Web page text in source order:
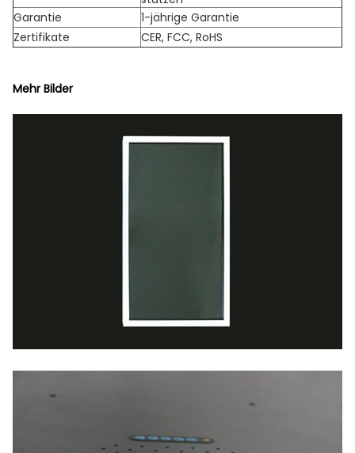
Garantie
1-jährige Garantie
Zertifikate
CER, FCC, RoHS
Mehr Bilder